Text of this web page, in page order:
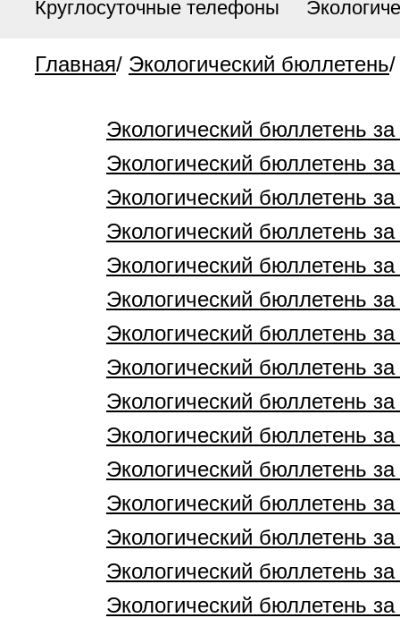
Круглосуточные телефоны
Главная/ Экологический бюллетень/
Экологический бюллетень за
Экологический бюллетень за
Экологический бюллетень за
Экологический бюллетень за
Экологический бюллетень за
Экологический бюллетень за
Экологический бюллетень за
Экологический бюллетень за
Экологический бюллетень за
Экологический бюллетень за
Экологический бюллетень за
Экологический бюллетень за
Экологический бюллетень за
Экологический бюллетень
Экологический бюллетень за